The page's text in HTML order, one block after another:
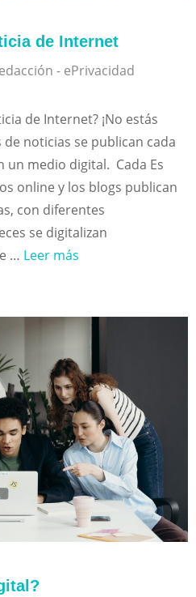
de Internet
- ePrivacidad
de Internet? ¡No estás
de noticias se publican cada
un medio digital. Cada Es
online y los blogs publican
con diferentes
se digitalizan
… Leer más